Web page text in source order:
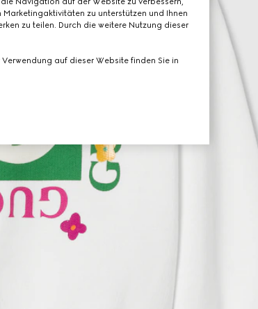
zu unterstützen und Ihnen
zu teilen. Durch die weitere Nutzung dieser
auf dieser Website finden Sie in